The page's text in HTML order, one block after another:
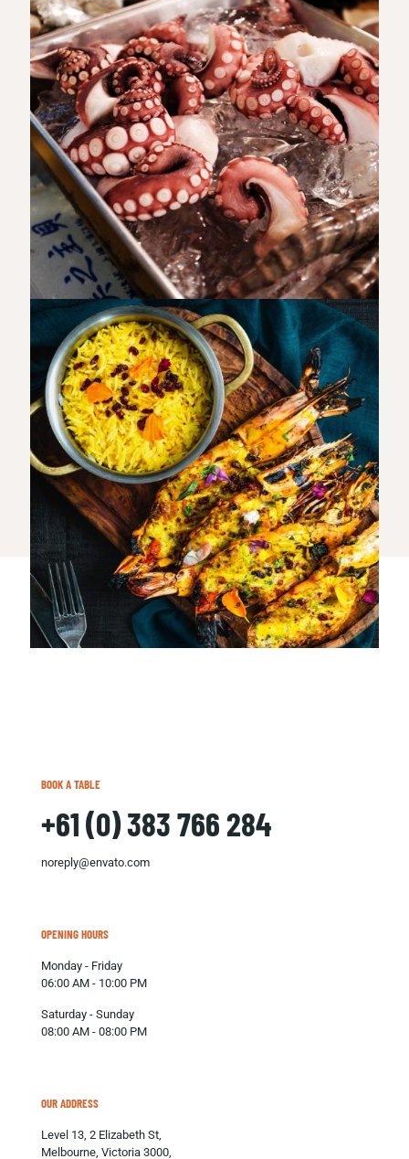
BOOK A TABLE
+61 (0) 383 766 284
noreply@envato.com
OPENING HOURS
Monday - Friday
06:00 AM - 10:00 PM
Saturday - Sunday
08:00 AM - 08:00 PM
OUR ADDRESS
Level 13, 2 Elizabeth St,
Melbourne, Victoria 3000,